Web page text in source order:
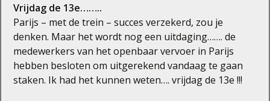
Vrijdag de 13e……..
Parijs – met de trein – succes verzekerd, zou je
denken. Maar het wordt nog een uitdaging……. de
medewerkers van het openbaar vervoer in Parijs
hebben besloten om uitgerekend vandaag te gaan
staken. Ik had het kunnen weten…. vrijdag de 13e !!!